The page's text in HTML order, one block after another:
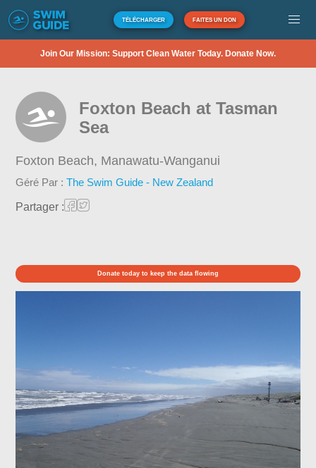
TÉLÉCHARGER FAITES UN DON
Join Our Mission: Support Clean Water Today. Donate Now.
Foxton Beach at Tasman
Sea
Foxton Beach, Manawatu-Wanganui
Géré Par :The Swim Guide - New Zealand
Partager :
Donate today to keep the data flowing